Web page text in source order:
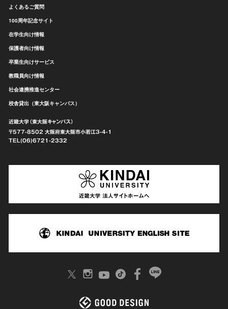
よくあるご質問
100周年記念サイト
在学生向け情報
保護者向け情報
卒業生向けサービス
教職員向け情報
社会連携推進センター
校舎貸出（東大阪キャンパス）
近畿大学（東大阪キャンパス）
〒577-8502 大阪府東大阪市小若江3-4-1
TEL(06)6721-2332